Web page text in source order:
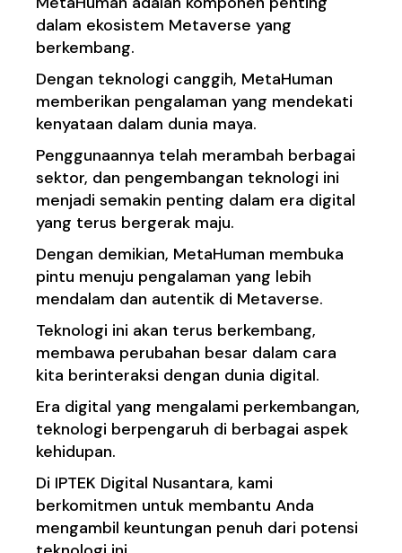
dalam ekosistem Metaverse yang
berkembang.
Dengan teknologi canggih, MetaHuman
memberikan pengalaman yang mendekati
kenyataan dalam dunia maya.
Penggunaannya telah merambah berbagai
sektor, dan pengembangan teknologi ini
menjadi semakin penting dalam era digital
yang terus bergerak maju.
Dengan demikian, MetaHuman membuka
pintu menuju pengalaman yang lebih
mendalam dan autentik di Metaverse.
Teknologi ini akan terus berkembang,
membawa perubahan besar dalam cara
kita berinteraksi dengan dunia digital.
Era digital yang mengalami perkembangan,
teknologi berpengaruh di berbagai aspek
kehidupan.
Di IPTEK Digital Nusantara, kami
berkomitmen untuk membantu Anda
mengambil keuntungan penuh dari potensi